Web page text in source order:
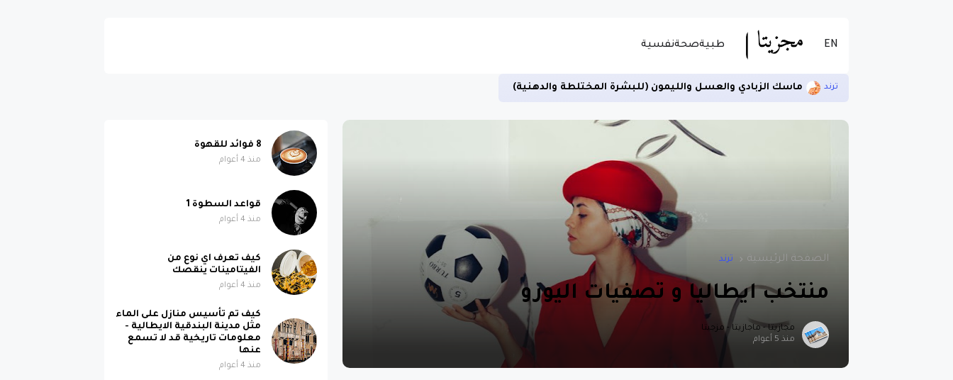
EN طبيةصحةنفسية
ترند ماسك الزبادي والعسل والليمون (للبشرة المختلطة والدهنية)
الصفحة الرئيسية ترند
منتخب ايطاليا و تصفيات اليورو
مجازيتا - ماجازيتا - مزجيتا
منذ 5 أعوام
8 فوائد للقهوة
منذ 4 أعوام
قواعد السطوة 1
منذ 4 أعوام
كيف تعرف اي نوع من
الفيتامينات ينقصك
منذ 4 أعوام
كيف تم تأسيس منازل على الماء
مثل مدينة البندقية الايطالية -
معلومات تاريخية قد لا تسمع
عنها
منذ 4 أعوام